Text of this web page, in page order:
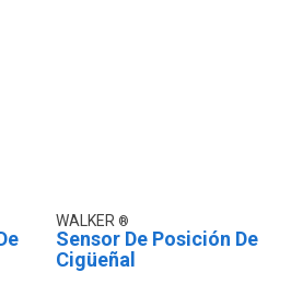
WALKER
Sensor De Posición De
Cigüeñal